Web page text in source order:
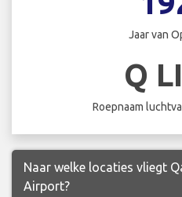
Jaar van
Q
Roepnaam
Naar welke locaties vliegt
Airport?